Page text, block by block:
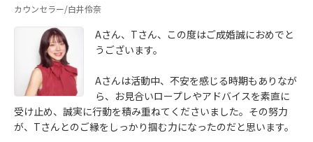
カウンセラー/白井伶奈
Aさん、Tさん、この度はご成婚誠におめでと
うございます。
Aさんは活動中、不安を感じる時期もありなが
ら、お見合いロープレやアドバイスを素直に
受け止め、誠実に行動を積み重ねてくださいました。その努力
が、Tさんとのご縁をしっかり掴む力になったのだと思います。